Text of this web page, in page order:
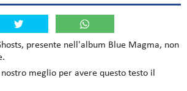
, presente nell'album Blue Magma, non
meglio per avere questo testo il